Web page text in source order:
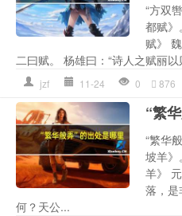
“方双
都赋》
赋》
二曰赋。 杨雄曰：“诗人之赋丽以
jzf 11-24 0 876
“繁
“繁华
坡羊》
羊》
落，
何？天公...